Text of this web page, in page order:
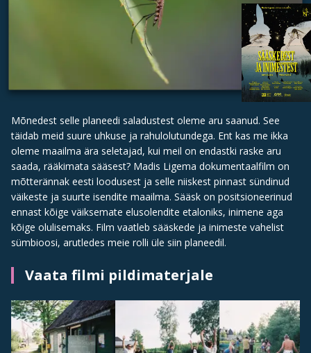
Mõnedest selle planeedi saladustest oleme aru saanud. See
täidab meid suure uhkuse ja rahulolutundega. Ent kas me ikka
oleme maailma ära seletajad, kui meil on endastki raske aru
saada, rääkimata sääsest? Madis Ligema dokumentaalfilm on
mõtterännak eesti loodusest ja selle niiskest pinnast sündinud
väikeste ja suurte isendite maailma. Sääsk on positsioneerinud
ennast kõige väiksemate elusolendite etaloniks, inimene aga
kõige olulisemaks. Film vaatleb sääskede ja inimeste vahelist
sümbioosi, arutledes meie rolli üle siin planeedil.
Vaata filmi pildimaterjale